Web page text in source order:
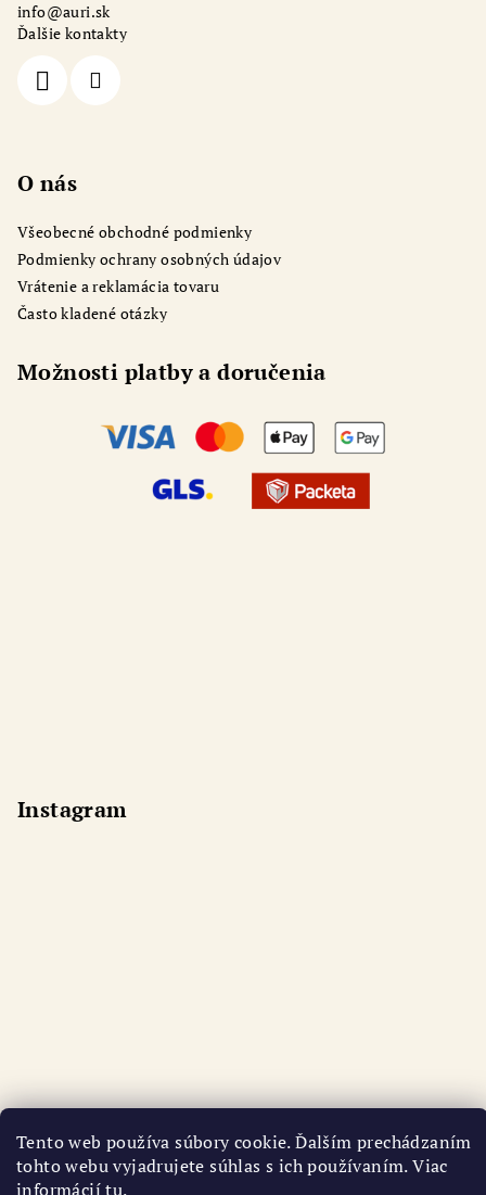
Tento web používa súbory cookie. Ďalším prechádzaním
tohto webu vyjadrujete súhlas s ich používaním. Viac
informáciítu.
info@auri.sk
Ďalšie kontakty
O nás
Všeobecné obchodné podmienky
Podmienky ochrany osobných údajov
Vrátenie a reklamácia tovaru
Často kladené otázky
Možnosti platby a doručenia
Instagram